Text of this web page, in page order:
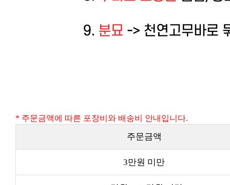
* 주문금액에 따른 포장비와 배송비 안내입니다.
주문금액
3만원 미만